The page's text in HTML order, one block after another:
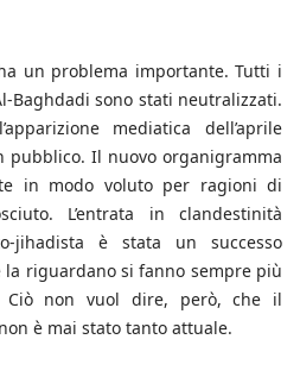
un problema importante. Tutti i
sono stati neutralizzati.
mediatica dell’aprile
pubblico. Il nuovo organigramma
in modo voluto per ragioni di
L’entrata in clandestinità
jihadista è stata un successo
riguardano si fanno sempre più
Ciò non vuol dire, però, che il
è mai stato tanto attuale.